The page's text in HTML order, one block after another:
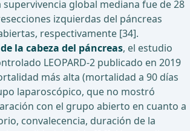
supervivencia global mediana fue de 28
izquierdas del páncreas
respectivamente [34].
la cabeza del páncreas, el estudio
LEOPARD-2 publicado en 2019
más alta (mortalidad a 90 días
laparoscópico, que no mostró
con el grupo abierto en cuanto a
convalecencia, duración de la